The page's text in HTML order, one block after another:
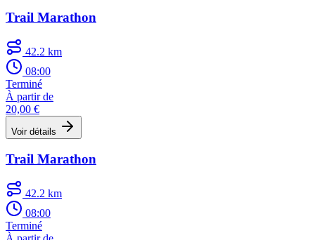
Trail Marathon
42.2 km
08:00
Terminé
À partir de
20,00 €
Voir détails
Trail Marathon
42.2 km
08:00
Terminé